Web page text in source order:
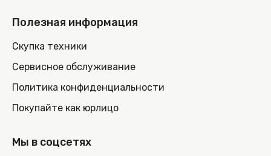
Полезная информация
Скупка техники
Сервисное обслуживание
Политика конфиденциальности
Покупайте как юрлицо
Мы в соцсетях